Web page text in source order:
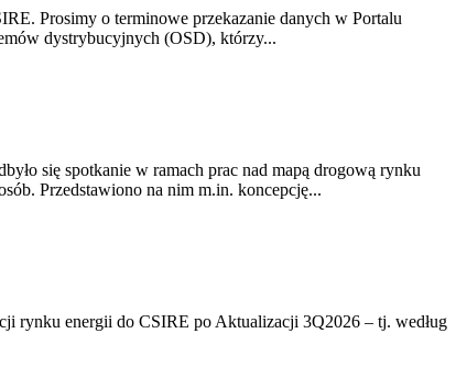
Prosimy o terminowe przekazanie danych w Portalu
dystrybucyjnych (OSD), którzy...
się spotkanie w ramach prac nad mapą drogową rynku
Przedstawiono na nim m.in. koncepcję...
rynku energii do CSIRE po Aktualizacji 3Q2026 – tj. według